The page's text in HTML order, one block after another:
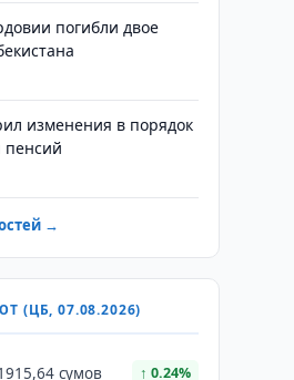
погибли двое
изменения в порядок
пенсий
→
(ЦБ, 07.08.2026)
сумов ↑ 0.24%